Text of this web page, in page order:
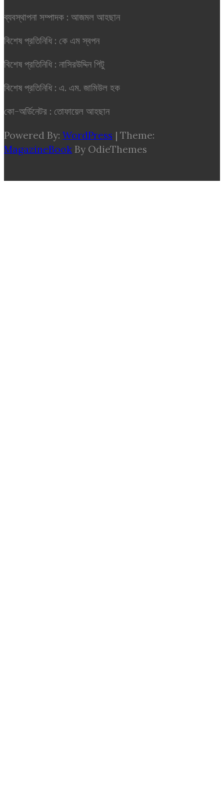
ব্যবস্থাপনা সম্পাদক : আজমল আহছান
বিশেষ প্রতিনিধি : কে এম স্বপন
বিশেষ প্রতিনিধি : নাসিরউদ্দিন পিটু
বিশেষ প্রতিনিধি : এ. এম. জামিউল হক
কো-অর্ডিনেটর : তোফায়েল আহছান
Powered By: WordPress | Theme:
MagazineBook By OdieThemes